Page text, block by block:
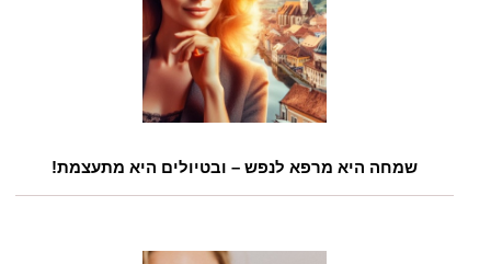
שמחה היא מרפא לנפש – ובטיולים היא מתעצמת!